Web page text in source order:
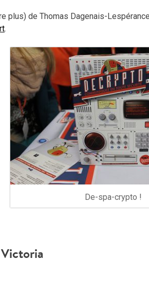
plus) de Thomas Dagenais-
.
De-spa-crypto !